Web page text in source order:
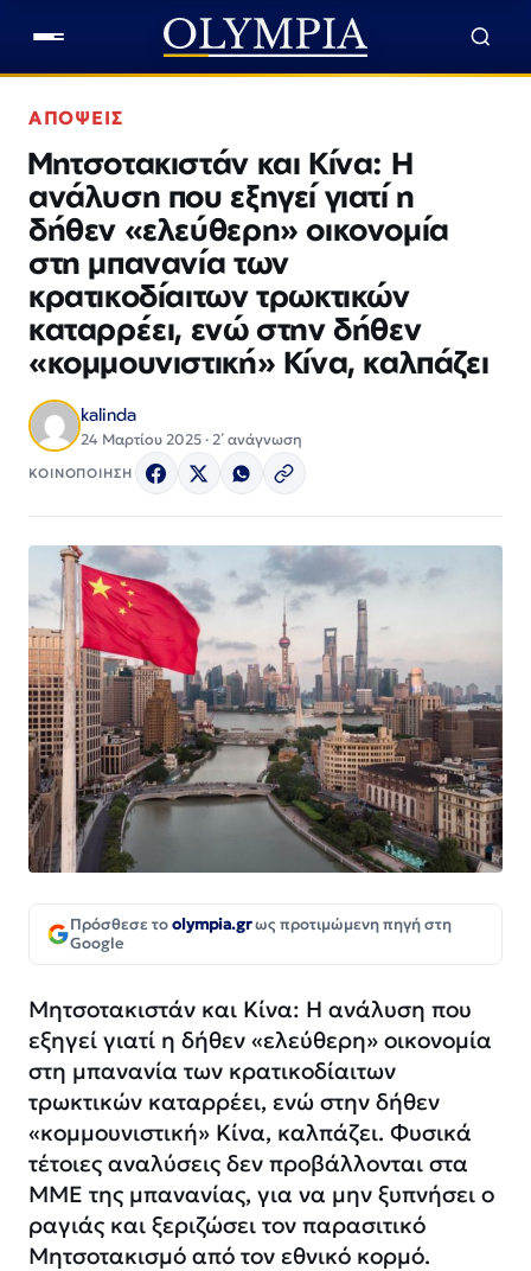
ΑΠΟΨΕΙΣ
Μητσοτακιστάν και Κίνα: Η
ανάλυση που εξηγεί γιατί η
δήθεν «ελεύθερη» οικονομία
στη μπανανία των
κρατικοδίαιτων τρωκτικών
καταρρέει, ενώ στην δήθεν
«κομμουνιστική» Κίνα, καλπάζει
kalinda
24 Μαρτίου 2025 · 2΄ ανάγνωση
ΚΟΙΝΟΠΟΙΗΣΗ
Πρόσθεσε τοolympia.grως προτιμώμενη πηγή στη
Google
Μητσοτακιστάν και Κίνα: Η ανάλυση που
εξηγεί γιατί η δήθεν «ελεύθερη» οικονομία
στη μπανανία των κρατικοδίαιτων
τρωκτικών καταρρέει, ενώ στην δήθεν
«κομμουνιστική» Κίνα, καλπάζει. Φυσικά
τέτοιες αναλύσεις δεν προβάλλονται στα
ΜΜΕ της μπανανίας, για να μην ξυπνήσει ο
ραγιάς και ξεριζώσει τον παρασιτικό
Μητσοτακισμό από τον εθνικό κορμό.